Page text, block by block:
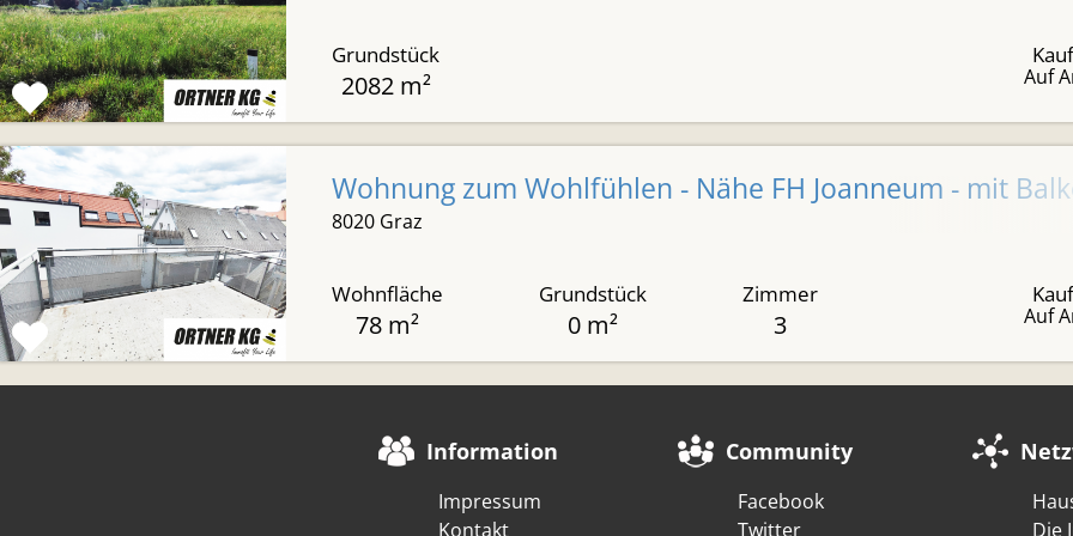
Grundstück
2082 m² Auf
Wohnung zum Wohlfühlen - Nähe FH Joanneum - mit
8020 Graz
Wohnfläche
78 m²
Grundstück
0 m²
Zimmer
3 Auf
Information
Impressum
Kontakt
Community
Facebook
Twitter
Die